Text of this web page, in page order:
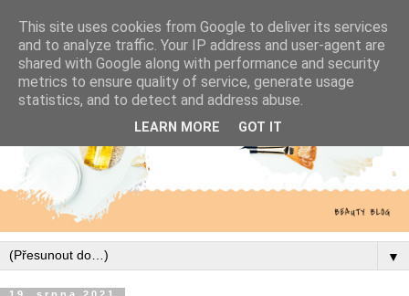
▼
This site uses cookies from Google to deliver its services
and to analyze traffic. Your IP address and user-agent are
shared with Google along with performance and security
metrics to ensure quality of service, generate usage
statistics, and to detect and address abuse.
LEARN MORE GOT IT